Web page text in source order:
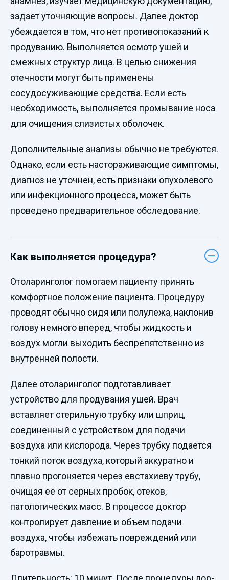
задает уточняющие вопросы. Далее доктор
убеждается в том, что нет противопоказаний к
продуванию. Выполняется осмотр ушей и
смежных структур лица. В целью снижения
отечности могут быть применены
сосудосуживающие средства. Если есть
необходимость, выполняется промывание носа
для очищения слизистых оболочек.
Дополнительные анализы обычно не требуются.
Однако, если есть настораживающие симптомы,
диагноз не уточнен, есть признаки опухолевого
или инфекционного процесса, может быть
проведено предварительное обследование.
Как выполняется процедура?
Отоларинголог помогаем пациенту принять
комфортное положение пациента. Процедуру
проводят обычно сидя или полулежа, наклонив
голову немного вперед, чтобы жидкость и
воздух могли выходить беспрепятственно из
внутренней полости.
Далее отоларинголог подготавливает
устройство для продувания ушей. Врач
вставляет стерильную трубку или шприц,
соединенный с устройством для подачи
воздуха или кислорода. Через трубку подается
тонкий поток воздуха, который аккуратно и
плавно прогоняется через евстахиеву трубу,
очищая её от серных пробок, отеков,
патологических масс. В процессе доктор
контролирует давление и объем подачи
воздуха, чтобы избежать повреждений или
баротравмы.